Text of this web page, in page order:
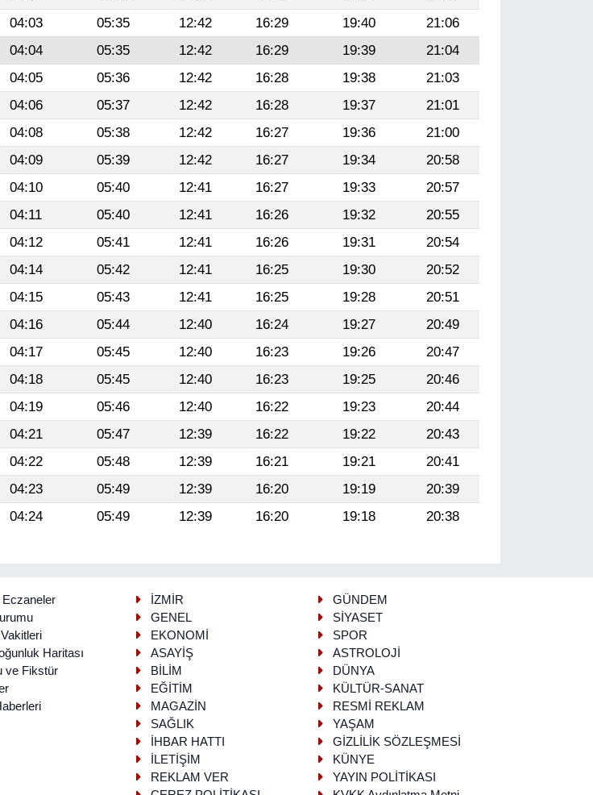
04:03 05:35 12:42 16:29 19:40
21:06
04:04 05:35 12:42 16:29 19:39
21:04
04:05 05:36 12:42 16:28 19:38
21:03
04:06 05:37 12:42 16:28 19:37
21:01
04:08 05:38 12:42 16:27 19:36
21:00
04:09 05:39 12:42 16:27 19:34
20:58
04:10 05:40 12:41 16:27 19:33
20:57
04:11 05:40 12:41 16:26 19:32
20:55
04:12 05:41 12:41 16:26 19:31
20:54
04:14 05:42 12:41 16:25 19:30
20:52
04:15 05:43 12:41 16:25 19:28
20:51
04:16 05:44 12:40 16:24 19:27
20:49
04:17 05:45 12:40 16:23 19:26
20:47
04:18 05:45 12:40 16:23 19:25
20:46
04:19 05:46 12:40 16:22 19:23
20:44
04:21 05:47 12:39 16:22 19:22
20:43
04:22 05:48 12:39 16:21 19:21
20:41
04:23 05:49 12:39 16:20 19:19
20:39
04:24 05:49 12:39 16:20 19:18 20:38
Eczaneler
Haritası
ve Fikstür
İZMİR
GÜNDEM
GENEL
SİYASET
EKONOMİ
SPOR
ASAYİŞ
ASTROLOJİ
BİLİM
DÜNYA
EĞİTİM
KÜLTÜR-SANAT
MAGAZİN
RESMİ REKLAM
SAĞLIK
YAŞAM
İHBAR HATTI
GİZLİLİK SÖZLEŞMESİ
İLETİŞİM
KÜNYE
REKLAM VER
YAYIN POLİTİKASI